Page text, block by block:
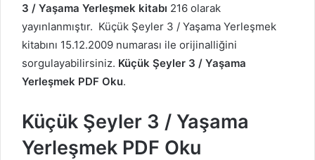
3 / Yaşama Yerleşmek kitabı 216 olarak
yayınlanmıştır. Küçük Şeyler 3 / Yaşama Yerleşmek
kitabını 15.12.2009 numarası ile orijinalliğini
sorgulayabilirsiniz. Küçük Şeyler 3 / Yaşama
Yerleşmek PDF Oku.
Küçük Şeyler 3 / Yaşama
Yerleşmek PDF Oku